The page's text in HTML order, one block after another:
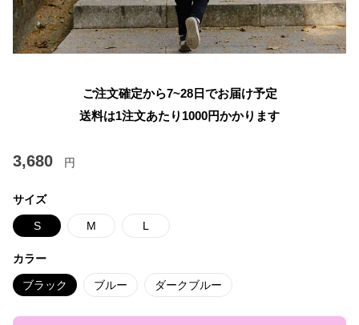
ご注文確定から7~28日でお届け予定
送料は1注文あたり 1000円かかります
3,680 円
サイズ
S M L
カラー
ブラック ブルー ダークブルー